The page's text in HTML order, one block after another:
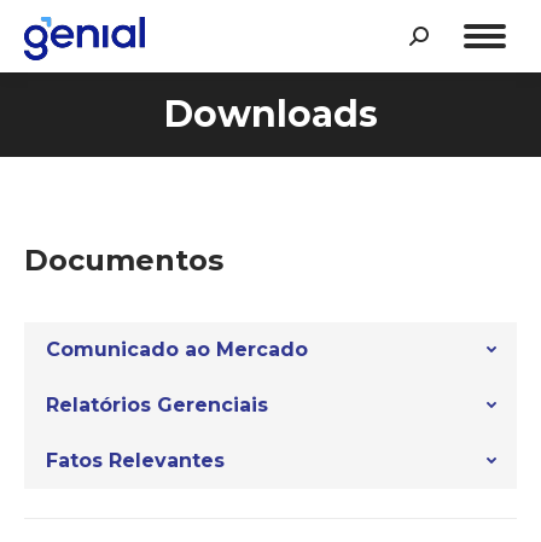
Search:
Downloads
Documentos
Comunicado ao Mercado
Relatórios Gerenciais
Fatos Relevantes